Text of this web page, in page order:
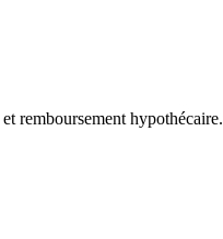
remboursement hypothécaire.